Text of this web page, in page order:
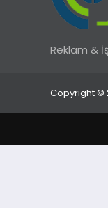
Reklam &
Copyright ©